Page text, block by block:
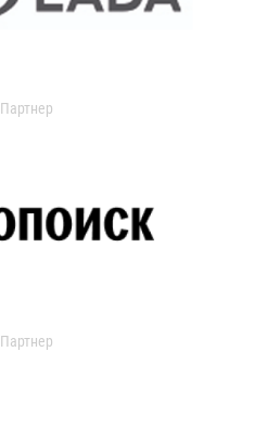
Партнер
Партнер